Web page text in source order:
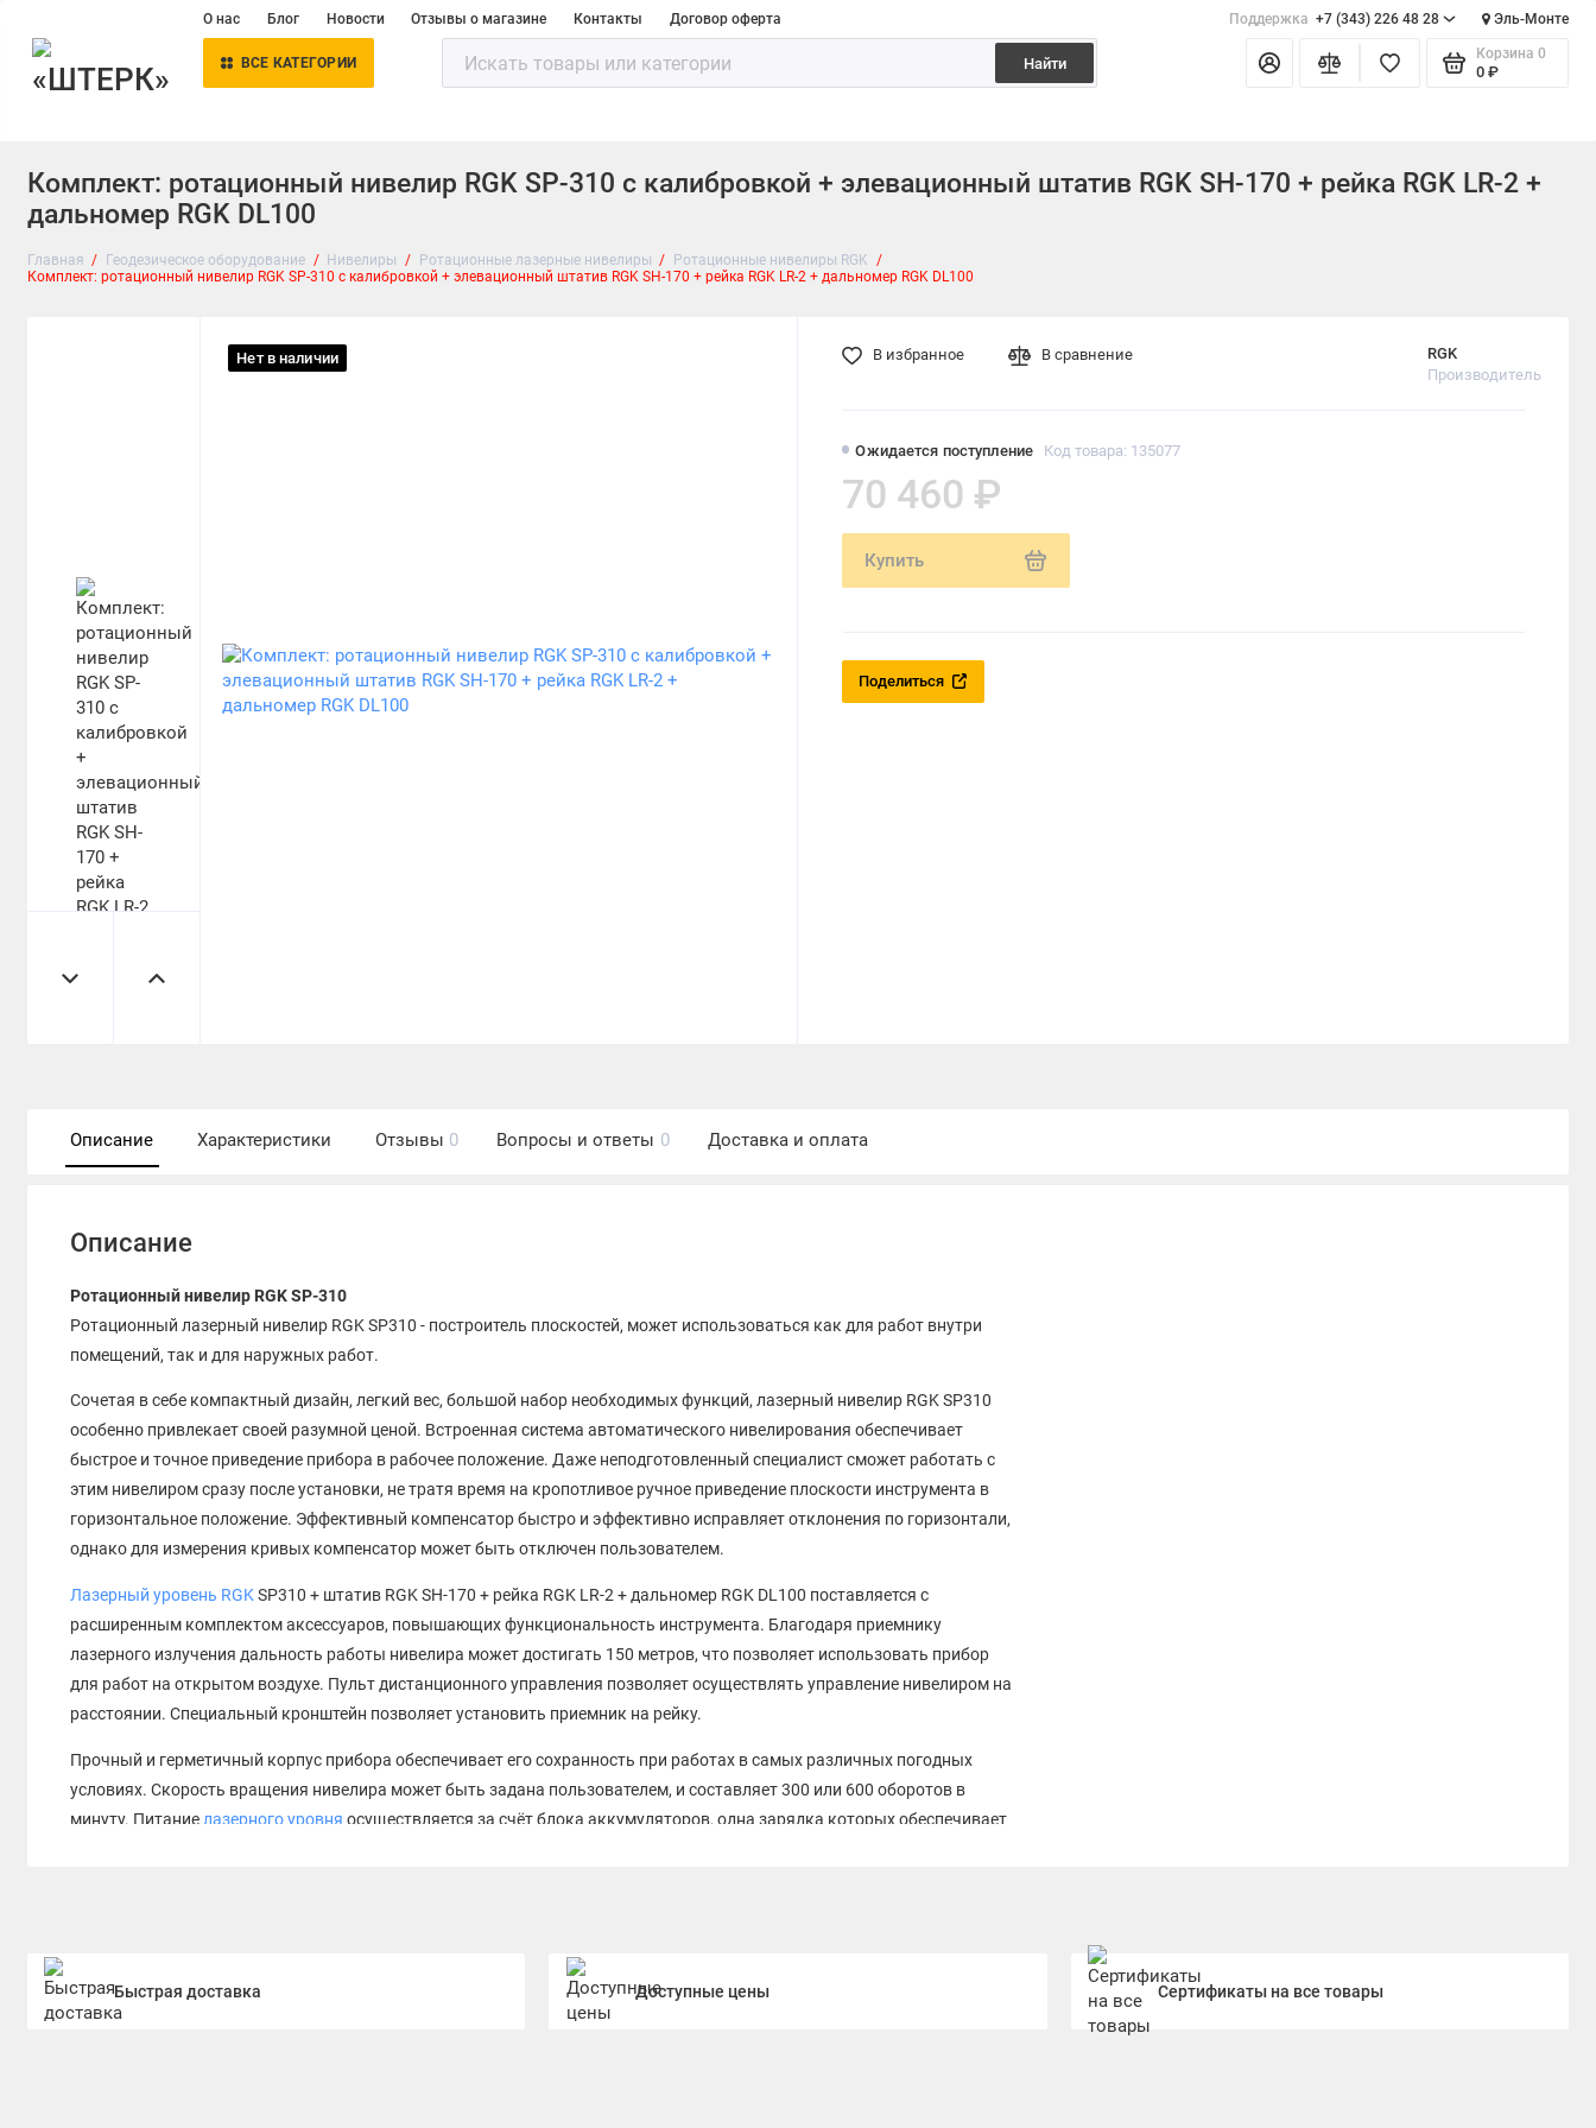
О нас Блог Новости Отзывы о магазине Контакты Договор оферта Поддержка +7 (343) 226 48 28 Эль-Монте
ВСЕ КАТЕГОРИИ Найти
Корзина 0
0 ₽
Комплект: ротационный нивелир RGK SP-310 с калибровкой + элевационный штатив RGK SH-170 + рейка RGK LR-2 +
дальномер RGK DL100
Главная Геодезическое оборудование Нивелиры Ротационные лазерные нивелиры
Ротационные нивелиры RGK
Комплект: ротационный нивелир RGK SP-310 с калибровкой + элевационный штатив RGK SH-170 + рейка RGK LR-2 + дальномер RGK DL100
Нет в наличии
Ожидается поступление Код товара: 135077
RGK
Производитель
70 460 ₽
Купить
В избранное В сравнение
Поделиться
Описание Характеристики Отзывы 0 Вопросы и ответы 0 Доставка и оплата
Описание
Ротационный нивелир RGK SP-310
Ротационный лазерный нивелир RGK SP310 - построитель плоскостей, может использоваться как для работ внутри
помещений, так и для наружных работ.
Сочетая в себе компактный дизайн, легкий вес, большой набор необходимых функций, лазерный нивелир RGK SP310
особенно привлекает своей разумной ценой. Встроенная система автоматического нивелирования обеспечивает
быстрое и точное приведение прибора в рабочее положение. Даже неподготовленный специалист сможет работать с
этим нивелиром сразу после установки, не тратя время на кропотливое ручное приведение плоскости инструмента в
горизонтальное положение. Эффективный компенсатор быстро и эффективно исправляет отклонения по горизонтали,
однако для измерения кривых компенсатор может быть отключен пользователем.
Лазерный уровень RGKSP310 + штатив RGK SH-170 + рейка RGK LR-2 + дальномер RGK DL100 поставляется с
расширенным комплектом аксессуаров, повышающих функциональность инструмента. Благодаря приемнику
лазерного излучения дальность работы нивелира может достигать 150 метров, что позволяет использовать прибор
для работ на открытом воздухе. Пульт дистанционного управления позволяет осуществлять управление нивелиром на
расстоянии. Специальный кронштейн позволяет установить приемник на рейку.
Прочный и герметичный корпус прибора обеспечивает его сохранность при работах в самых различных погодных
условиях. Скорость вращения нивелира может быть задана пользователем, и составляет 300 или 600 оборотов в
минуту. Питание лазерного уровня осуществляется за счёт блока аккумуляторов, одна зарядка которых обеспечивает
Быстрая доставка Доступные цены Сертификаты на все товары